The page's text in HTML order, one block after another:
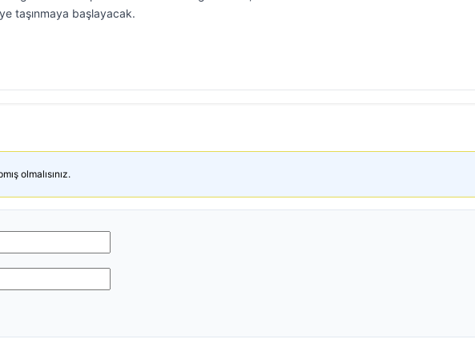
taşınmaya başlayacak.
olmalısınız.